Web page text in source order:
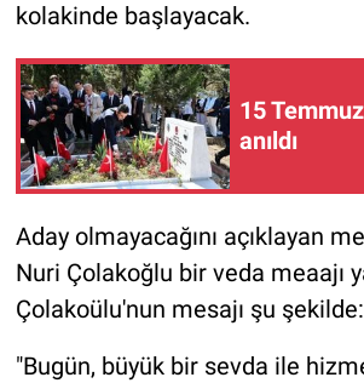
kolakinde başlayacak.
15
anıldı
Aday olmayacağını açıklayan
Nuri Çolakoğlu bir veda meaajı
Çolakoülu'nun mesajı şu şekilde:
"Bugün, büyük bir sevda ile